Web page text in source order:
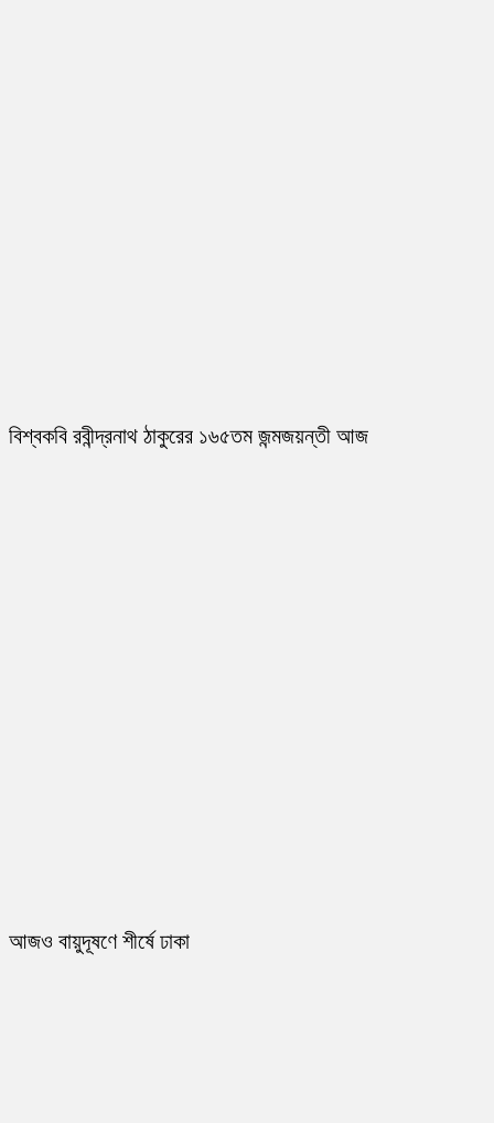
বিশ্বকবি রবীন্দ্রনাথ ঠাকুরের ১৬৫তম জন্মজয়ন্তী আজ
আজও বায়ুদূষণে শীর্ষে ঢাকা